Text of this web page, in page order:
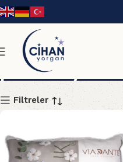
pamuk
Filtreler